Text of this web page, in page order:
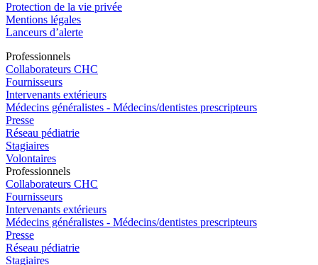
Protection de la vie privée
Mentions légales
Lanceurs d’alerte
Professionnels
Collaborateurs CHC
Fournisseurs
Intervenants extérieurs
Médecins généralistes - Médecins/dentistes prescripteurs
Presse
Réseau pédiatrie
Stagiaires
Volontaires
Professionnels
Collaborateurs CHC
Fournisseurs
Intervenants extérieurs
Médecins généralistes - Médecins/dentistes prescripteurs
Presse
Réseau pédiatrie
Stagiaires